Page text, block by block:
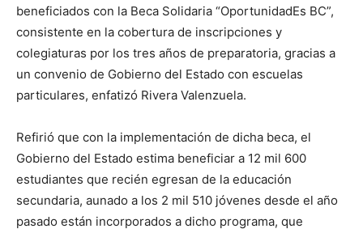
beneficiados con la Beca Solidaria “OportunidadEs BC”,
consistente en la cobertura de inscripciones y
colegiaturas por los tres años de preparatoria, gracias a
un convenio de Gobierno del Estado con escuelas
particulares, enfatizó Rivera Valenzuela.
Refirió que con la implementación de dicha beca, el
Gobierno del Estado estima beneficiar a 12 mil 600
estudiantes que recién egresan de la educación
secundaria, aunado a los 2 mil 510 jóvenes desde el año
pasado están incorporados a dicho programa, que